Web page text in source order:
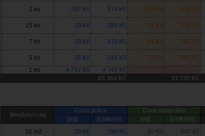
2 ks 287 Kč 574 Kč 276 Kč 552 Kč
15 ks 19 Kč 285 Kč 21 Kč 315 Kč
7 ks 19 Kč 133 Kč 41 Kč 287 Kč
5 ks 29 Kč 145 Kč 52 Kč 260 Kč
1 ks 4 742 Kč 4 742 Kč
85 364 Kč 33 735 Kč
Množství / mj
Cena práce Cena materiálu
(mj)
(celkem) (mj) (celkem)
10 m2 29 Kč 290 Kč 20 Kč 200 Kč